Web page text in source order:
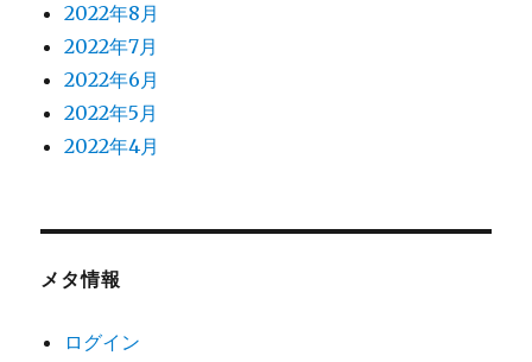
2022年8月
2022年7月
2022年6月
2022年5月
2022年4月
メタ情報
ログイン